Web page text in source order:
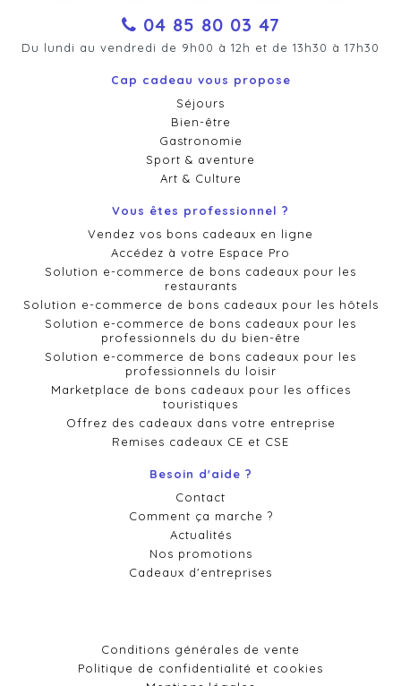
04 85 80 03 47
Du lundi au vendredi de 9h00 à 12h et de 13h30 à 17h30
Cap cadeau vous propose
Séjours
Bien-être
Gastronomie
Sport & aventure
Art & Culture
Vous êtes professionnel ?
Vendez vos bons cadeaux en ligne
Accédez à votre Espace Pro
Solution e-commerce de bons cadeaux pour les
restaurants
Solution e-commerce de bons cadeaux pour les hôtels
Solution e-commerce de bons cadeaux pour les
professionnels du du bien-être
Solution e-commerce de bons cadeaux pour les
professionnels du loisir
Marketplace de bons cadeaux pour les offices
touristiques
Offrez des cadeaux dans votre entreprise
Remises cadeaux CE et CSE
Besoin d'aide ?
Contact
Comment ça marche ?
Actualités
Nos promotions
Cadeaux d'entreprises
Conditions générales de vente
Politique de confidentialité et cookies